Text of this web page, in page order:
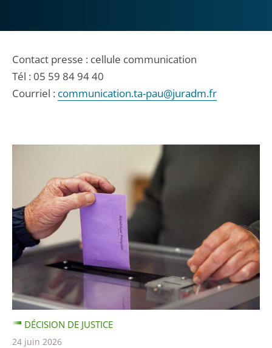
Contact presse : cellule communication
Tél : 05 59 84 94 40
Courriel : communication.ta-pau@juradm.fr
DÉCISION DE JUSTICE
24 juin 2026